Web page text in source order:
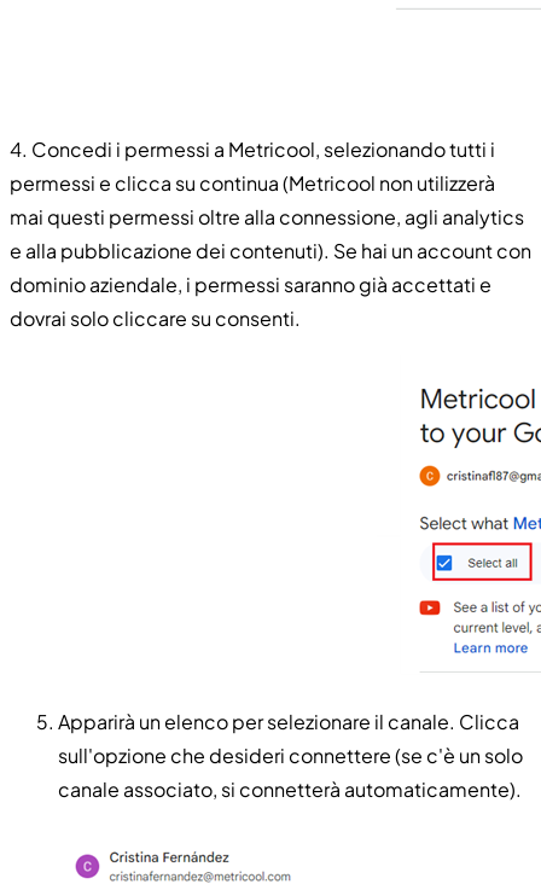
4. Concedi i permessi a Metricool, selezionando tutti i
permessi e clicca su continua (Metricool non utilizzerà
mai questi permessi oltre alla connessione, agli analytics
e alla pubblicazione dei contenuti). Se hai un account con
dominio aziendale, i permessi saranno già accettati e
dovrai solo cliccare su consenti.
Apparirà un elenco per selezionare il canale. Clicca
sull'opzione che desideri connettere (se c'è un solo
canale associato, si connetterà automaticamente).